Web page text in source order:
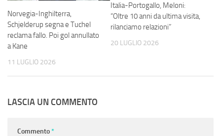
Norvegia-Inghilterra,
Schjelderup segna e Tuchel
reclama fallo. Poi gol annullato
a Kane
11 LUGLIO 2026
Italia-Portogallo, Meloni:
“Oltre 10 anni da ultima visita,
rilanciamo relazioni”
20 LUGLIO 2026
LASCIA UN COMMENTO
Commento*